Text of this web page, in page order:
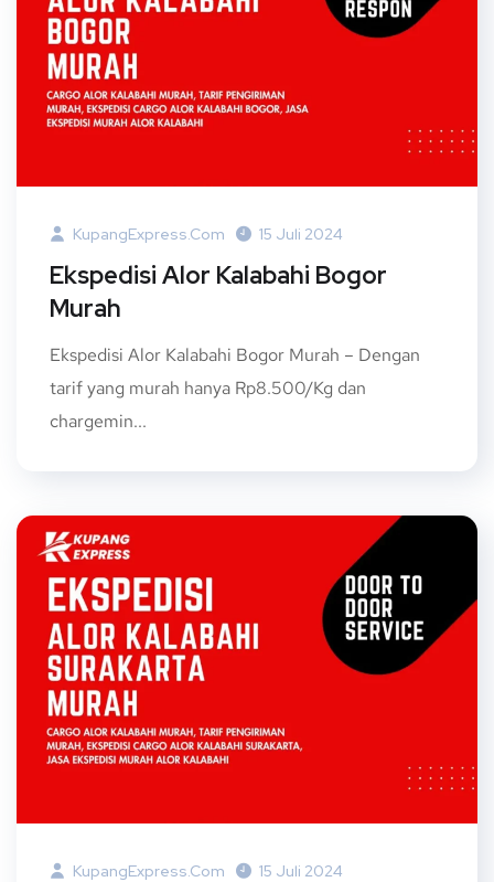
KupangExpress.com 15 Juli 2024
Ekspedisi Alor Kalabahi Bogor
Murah
Ekspedisi Alor Kalabahi Bogor Murah – Dengan
tarif yang murah hanya Rp8.500/Kg dan
chargemin...
KupangExpress.com 15 Juli 2024